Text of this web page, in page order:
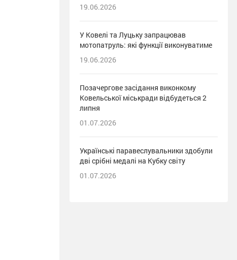
19.06.2026
У Ковелі та Луцьку запрацював
мотопатруль: які функції виконуватиме
19.06.2026
Позачергове засідання виконкому
Ковельської міськради відбудеться 2
липня
01.07.2026
Українські паравеслувальники здобули
дві срібні медалі на Кубку світу
01.07.2026